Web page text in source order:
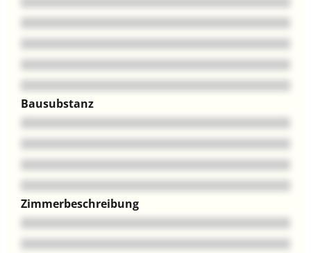
Bausubstanz
Zimmerbeschreibung